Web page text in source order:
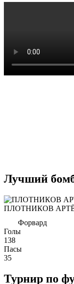
Лучший
ПЛОТНИКОВ
Форвард
Голы
138
Пасы
35
Турнир по